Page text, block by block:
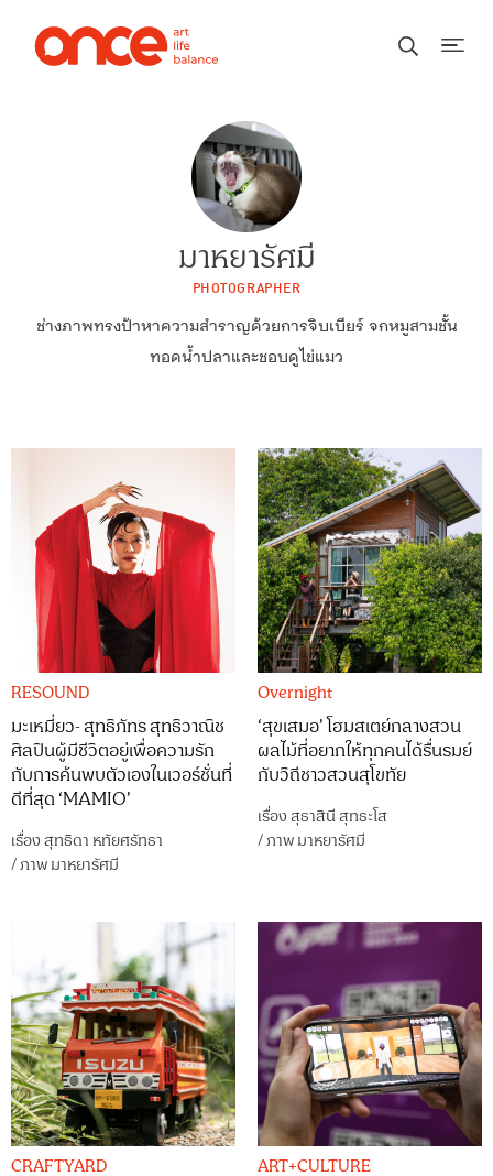
มาหยารัศมี
PHOTOGRAPHER
ช่างภาพทรงป้าหาความสำราญด้วยการจิบเบียร์ จกหมูสามชั้น
ทอดน้ำปลาและชอบดูไข่แมว
RESOUND
มะเหมี่ยว- สุทธิภัทร สุทธิวาณิช
ศิลปินผู้มีชีวิตอยู่เพื่อความรัก
กับการค้นพบตัวเองในเวอร์ชั่นที่
ดีที่สุด ‘MAMIO’
เรื่องสุทธิดา หทัยศรัทธา
/ภาพมาหยารัศมี
Overnight
‘สุขเสมอ’ โฮมสเตย์กลางสวน
ผลไม้ที่อยากให้ทุกคนได้รื่นรมย์
กับวิถีชาวสวนสุโขทัย
เรื่องสุธาสินี สุทธะโส
/ภาพมาหยารัศมี
CRAFTYARD ART+CULTURE